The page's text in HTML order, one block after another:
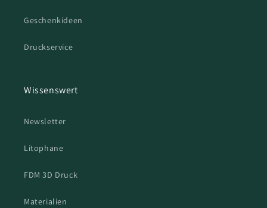
Geschenkideen
Druckservice
Wissenswert
Newsletter
Litophane
FDM 3D Druck
Materialien